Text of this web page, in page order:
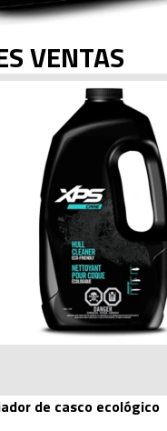
VENTAS
de casco ecológico